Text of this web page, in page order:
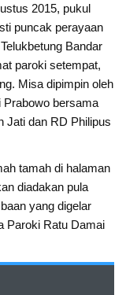
2015, pukul
puncak perayaan
Bandar
paroki setempat,
Misa dipimpin oleh
Prabowo bersama
Jati dan RD Philipus
tamah di halaman
diadakan pula
yang digelar
Paroki Ratu Damai